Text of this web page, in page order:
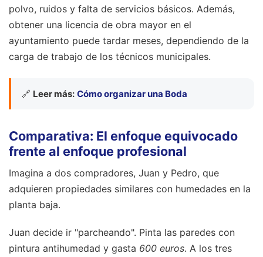
polvo, ruidos y falta de servicios básicos. Además,
obtener una licencia de obra mayor en el
ayuntamiento puede tardar meses, dependiendo de la
carga de trabajo de los técnicos municipales.
🔗 Leer más: Cómo organizar una Boda
Comparativa: El enfoque equivocado
frente al enfoque profesional
Imagina a dos compradores, Juan y Pedro, que
adquieren propiedades similares con humedades en la
planta baja.
Juan decide ir "parcheando". Pinta las paredes con
pintura antihumedad y gasta 600 euros. A los tres